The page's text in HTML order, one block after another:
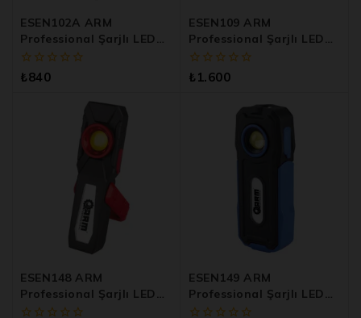
ESEN102A ARM
Professional Şarjlı LED
Lamba
0
₺840
ESEN109 ARM
Professional Şarjlı LED
Lamba
0
₺ 1.600
ESEN148 ARM
Professional Şarjlı LED
Fener
ESEN149 ARM
Professional Şarjlı LED
Lamba